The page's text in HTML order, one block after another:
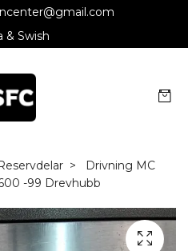
& Swish
Drivning MC
-99 Drevhubb